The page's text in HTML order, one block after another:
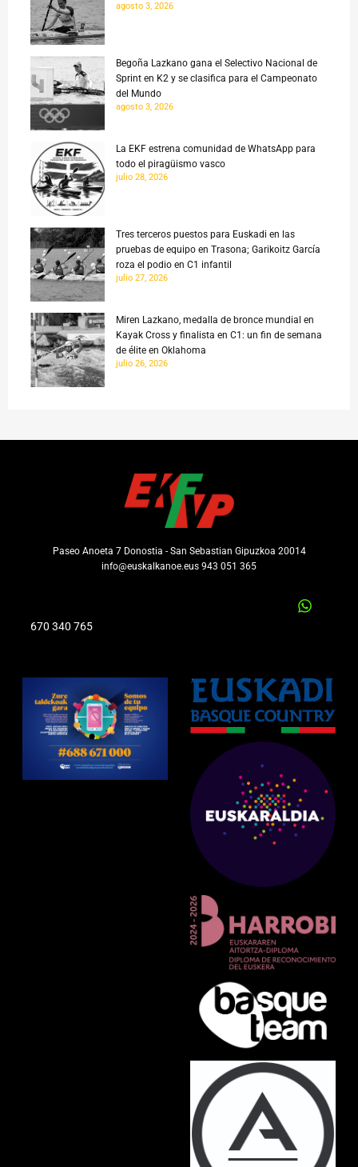
agosto 3, 2026
Begoña Lazkano gana el Selectivo Nacional de
Sprint en K2 y se clasifica para el Campeonato
del Mundo
agosto 3, 2026
La EKF estrena comunidad de WhatsApp para
todo el piragüismo vasco
julio 28, 2026
Tres terceros puestos para Euskadi en las
pruebas de equipo en Trasona; Garikoitz García
roza el podio en C1 infantil
julio 27, 2026
Miren Lazkano, medalla de bronce mundial en
Kayak Cross y finalista en C1: un fin de semana
de élite en Oklahoma
julio 26, 2026
Paseo Anoeta 7 Donostia - San Sebastian Gipuzkoa 20014
info@euskalkanoe.eus 943 051 365
670 340 765